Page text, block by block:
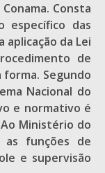
Consta
específico das
da Lei
de
Segundo
Nacional do
e normativo é
Ministério do
as funções de
e supervisão